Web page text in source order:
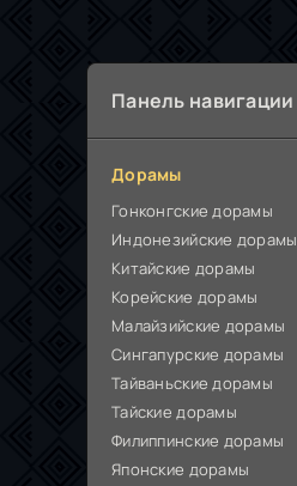
Панель навигации
Дорамы
Гонконгские дорамы
Индонезийские дорамы
Китайские дорамы
Корейские дорамы
Малайзийские дорамы
Сингапурские дорамы
Тайваньские дорамы
Тайские дорамы
Филиппинские дорамы
Японские дорамы